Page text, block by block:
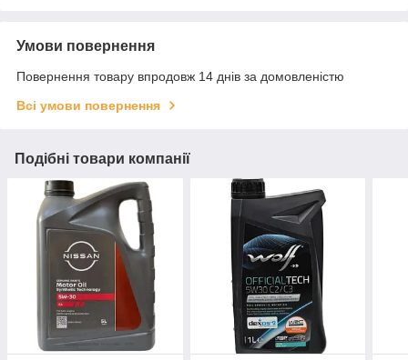
Умови повернення
Повернення товару впродовж 14 днів за домовленістю
Всі умови повернення
Подібні товари компанії